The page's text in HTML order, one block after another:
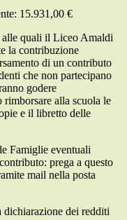
15.931,00 €
alle quali il Liceo Amaldi
la contribuzione
di un contributo
che non partecipano
godere
rimborsare alla scuola le
e il libretto delle
Famiglie eventuali
prega a questo
mail nella posta
dei redditi